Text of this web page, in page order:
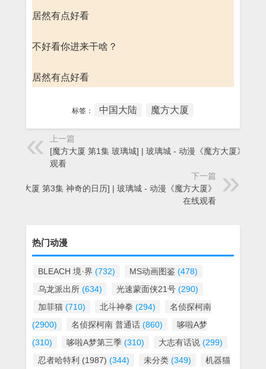
居然有点好看
不好看你进来干啥？
居然有点好看
标签： 中国大陆 魔方大厦
上一篇
[魔方大厦 第1集 玻璃城] | 玻璃城 - 动漫《魔方大厦》在线
观看
下一篇
[魔方大厦 第3集 神奇的日历] | 玻璃城 - 动漫《魔方大厦》
在线观看
热门动漫
BLEACH 境·界 (732) MS动画图鉴 (478)
乌龙派出所 (634) 光速蒙面侠21号 (290)
加菲猫 (710) 北斗神拳 (294)
名侦探柯南
(2900)
名侦探柯南 普通话 (860)
哆啦A梦
(310)
哆啦A梦第三季 (310) 大志有话说 (299)
忍者哈特利 (1987) (344) 未分类 (349)
机器猫